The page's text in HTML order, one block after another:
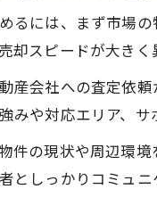
悪
買
初
大
るには、まず市場
却スピードが大き
産会社への査定依
みや対応エリア、
件の現状や周辺環
としっかりコミュニ